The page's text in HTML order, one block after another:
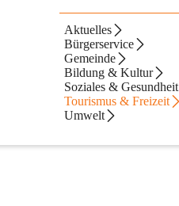
Aktuelles
Bürgerservice
Gemeinde
Bildung & Kultur
Soziales & Gesundheit
Tourismus & Freizeit
Umwelt